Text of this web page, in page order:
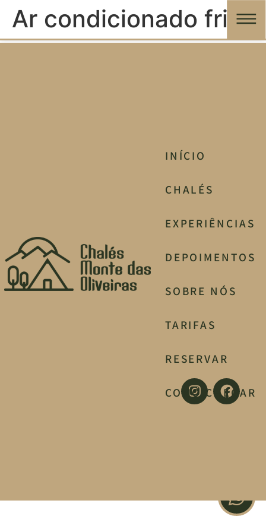
Ar condicionado frio
INÍCIO
CHALÉS
EXPERIÊNCIAS
DEPOIMENTOS
SOBRE NÓS
TARIFAS
RESERVAR
COMO CHEGAR